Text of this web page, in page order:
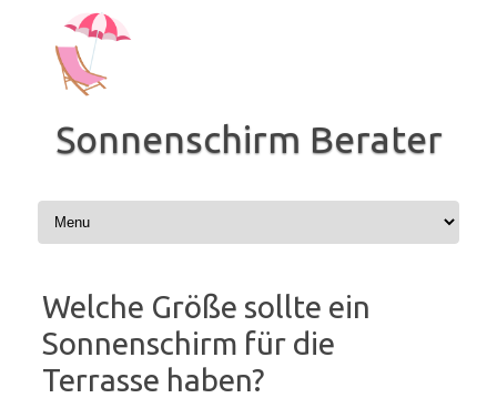
springen
Sonnenschirm Berater
Welche Größe sollte ein
Sonnenschirm für die
Terrasse haben?